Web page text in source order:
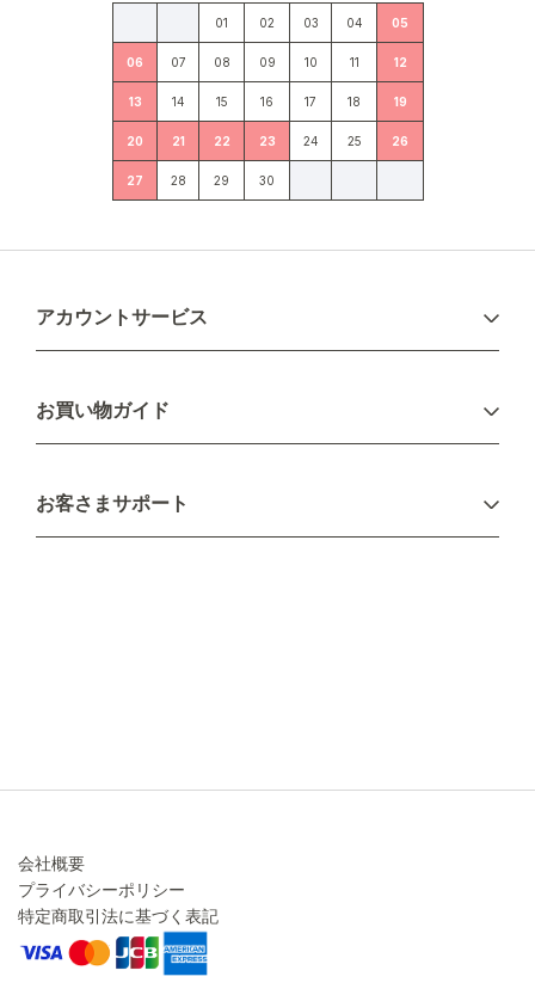
01 02 03 04 05
06 07 08 09 10 11 12
13 14 15 16 17 18 19
20 21 22 23 24 25 26
27 28 29 30
アカウントサービス
新規会員登録
お買い物ガイド
配送について
不良品・返品について
お客さまサポート
会社概要
プライバシーポリシー
特定商取引法に基づく表記